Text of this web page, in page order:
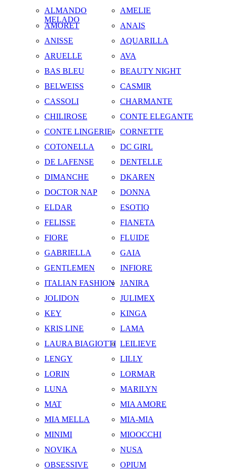
ALMANDO
MELADO
AMELIE
AMORET
ANAIS
ANISSE
AQUARILLA
ARUELLE
AVA
BAS BLEU
BEAUTY NIGHT
BELWEISS
CASMIR
CASSOLI
CHARMANTE
CHILIROSE
CONTE ELEGANTE
CONTE LINGERIE
CORNETTE
COTONELLA
DC GIRL
DE LAFENSE
DENTELLE
DIMANCHE
DKAREN
DOCTOR NAP
DONNA
ELDAR
ESOTIQ
FELISSE
FIANETA
FIORE
FLUIDE
GABRIELLA
GAIA
GENTLEMEN
INFIORE
ITALIAN FASHION
JANIRA
JOLIDON
JULIMEX
KEY
KINGA
KRIS LINE
LAMA
LAURA BIAGIOTTI LEILIEVE
LENGY
LILLY
LORIN
LORMAR
LUNA
MARILYN
MAT
MIA AMORE
MIA MELLA
MIA-MIA
MINIMI
MIOOCCHI
NOVIKA
NUSA
OBSESSIVE
OPIUM